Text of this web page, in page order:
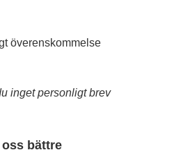
överenskommelse
inget personligt brev
bättre